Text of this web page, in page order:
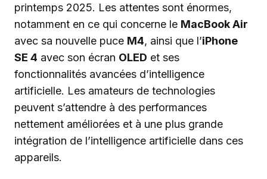
printemps 2025. Les attentes sont énormes,
notamment en ce qui concerne le MacBook Air
avec sa nouvelle puce M4, ainsi que l’iPhone
SE 4 avec son écran OLED et ses
fonctionnalités avancées d’intelligence
artificielle. Les amateurs de technologies
peuvent s’attendre à des performances
nettement améliorées et à une plus grande
intégration de l’intelligence artificielle dans ces
appareils.